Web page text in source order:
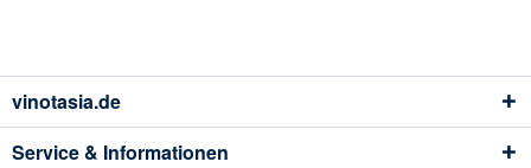
vinotasia.de
Service & Informationen